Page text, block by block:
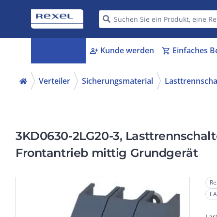
person_add Kunde werden shopping_cart Einfaches
Verteiler Sicherungsmaterial
3KD0630-2LG20-3,
Frontantrieb mittig Grundgerät